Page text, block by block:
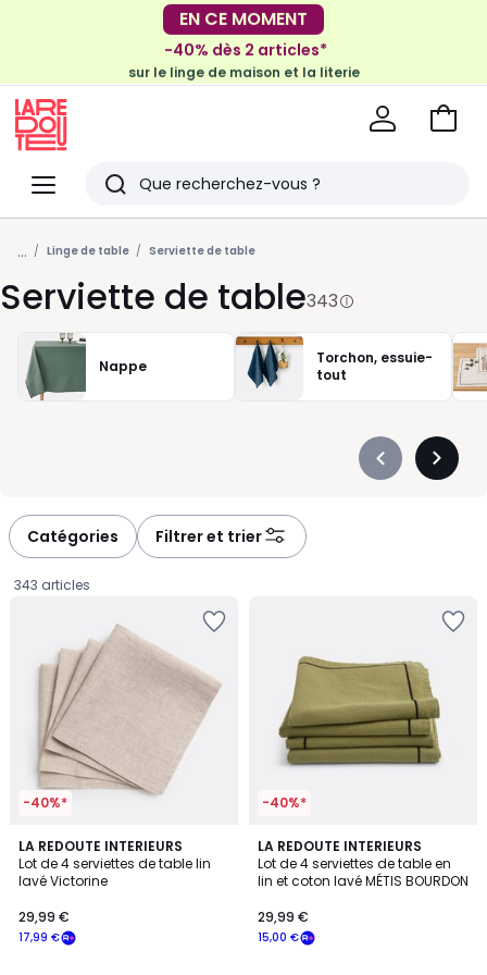
EN CE MOMENT
-30€ tous les 100€*
-40% dès 2 articles*
sur le linge de maison et la literie
Menu
Redoute
Rechercher
Derniers
articles
vus
Voir
... Linge de table Serviette de table
Serviette de table343
Nappe
Torchon, essuie-
tout
Précédent
Catégories Filtrer et trier
343 articles
-40%*
LA REDOUTE INTERIEURS
Lot de 4 serviettes de table lin
lavé Victorine
€
souscrivez
17,99 €
29,99 €
4,4
/ 5
14
Couleurs
-40%*
LA REDOUTE INTERIEURS
Lot de 4 serviettes de table en
lin et coton lavé MÉTIS BOURDON
15,00 €
29,99 €
4,5
/ 5
7
Couleurs